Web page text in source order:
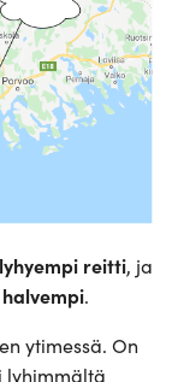
lyhyempi reitti, ja
halvempi.
ytimessä. On
lyhimmältä